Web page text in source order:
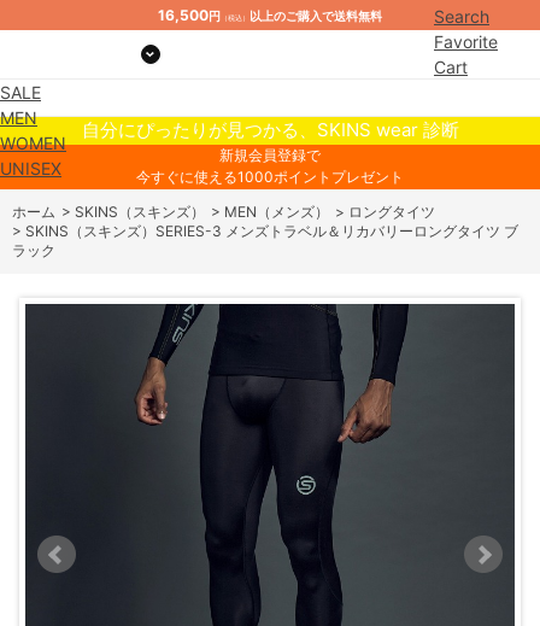
16,500円 （税込） 以上のご購入で送料無料
Search
Favorite
Cart
SALE
MEN
WOMEN
UNISEX
自分にぴったりが見つかる、SKINS wear 診断
新規会員登録で
今すぐに使える1000ポイントプレゼント
ホーム > SKINS（スキンズ） > MEN（メンズ） > ロングタイツ
> SKINS（スキンズ）SERIES-3 メンズトラベル＆リカバリーロングタイツ ブ
ラック